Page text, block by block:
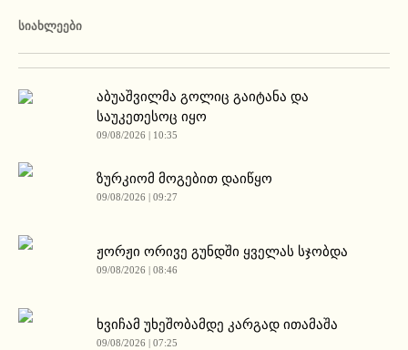
ᲡᲘᲐᲮᲚᲔᲔᲑᲘ
აბუაშვილმა გოლიც გაიტანა და
საუკეთესოც იყო
09/08/2026 | 10:35
ზურკიომ მოგებით დაიწყო
09/08/2026 | 09:27
ჟორჟი ორივე გუნდში ყველას სჯობდა
09/08/2026 | 08:46
ხვიჩამ უხეშობამდე კარგად ითამაშა
09/08/2026 | 07:25